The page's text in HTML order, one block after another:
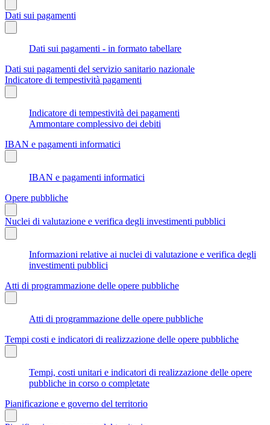
Dati sui pagamenti
Dati sui pagamenti - in formato tabellare
Dati sui pagamenti del servizio sanitario nazionale
Indicatore di tempestività pagamenti
Indicatore di tempestività dei pagamenti
Ammontare complessivo dei debiti
IBAN e pagamenti informatici
IBAN e pagamenti informatici
Opere pubbliche
Nuclei di valutazione e verifica degli investimenti pubblici
Informazioni relative ai nuclei di valutazione e verifica degli
investimenti pubblici
Atti di programmazione delle opere pubbliche
Atti di programmazione delle opere pubbliche
Tempi costi e indicatori di realizzazione delle opere pubbliche
Tempi, costi unitari e indicatori di realizzazione delle opere
pubbliche in corso o completate
Pianificazione e governo del territorio